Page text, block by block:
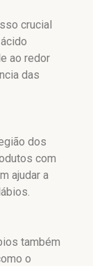
crucial
ao redor
das
dos
com
ajudar a
também
o